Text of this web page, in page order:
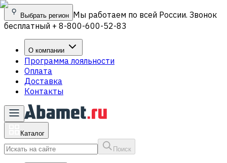
Выбрать регион Мы работаем по всей России. Звонок
бесплатный + 8-800-600-52-83
О компании
Программа лояльности
Оплата
Доставка
Контакты
Каталог
Поиск